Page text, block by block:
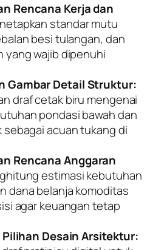
Rencana Kerja dan
standar mutu
besi tulangan, dan
yang wajib dipenuhi
Gambar Detail Struktur:
draf cetak biru mengenai
pondasi bawah dan
sebagai acuan tukang di
Rencana Anggaran
estimasi kebutuhan
dana belanja komoditas
agar keuangan tetap
Desain Arsitektur: